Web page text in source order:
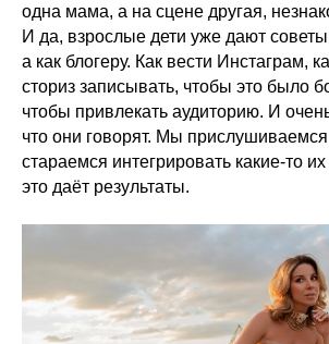
одна мама, а на сцене другая,
И да, взрослые дети уже дают
а как блогеру. Как вести Инстаграм,
сториз записывать, чтобы это было
чтобы привлекать аудиторию. И
что они говорят. Мы
стараемся интегрировать какие-то
это даёт результаты.